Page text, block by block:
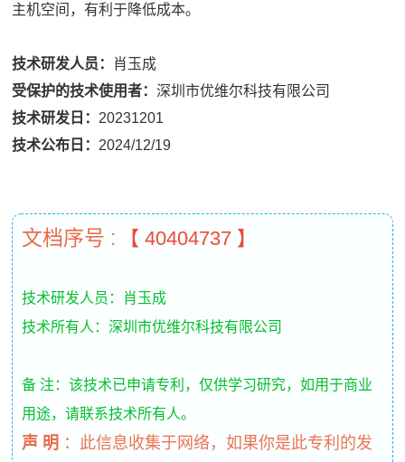
主机空间，有利于降低成本。
技术研发人员： 肖玉成
受保护的技术使用者：深圳市优维尔科技有限公司
技术研发日： 20231201
技术公布日： 2024/12/19
文档序号 : 【 40404737 】
技术研发人员：肖玉成
技术所有人：深圳市优维尔科技有限公司
备 注：该技术已申请专利，仅供学习研究，如用于商业
用途，请联系技术所有人。
声 明 ： 此信息收集于网络，如果你是此专利的发